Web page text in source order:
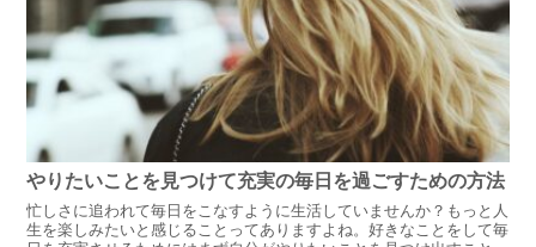
やりたいことを見つけて充実の毎日を過ごすための方法
忙しさに追われて毎日をこなすように生活していませんか？もっと人
生を楽しみたいと感じることってありますよね。好きなことをして毎